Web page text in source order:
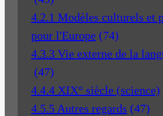
4.2.1 Modèles culturels et
pour l'Europe (74)
4.3.3 Vie externe de la
(47)
4.4.4 XIX° siècle (science)
4.5.5 Autres regards (47)